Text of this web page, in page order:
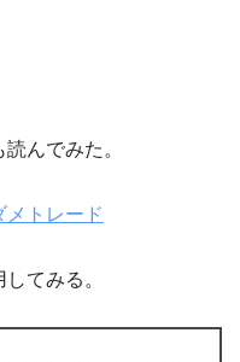
んでみた。
メトレード
てみる。